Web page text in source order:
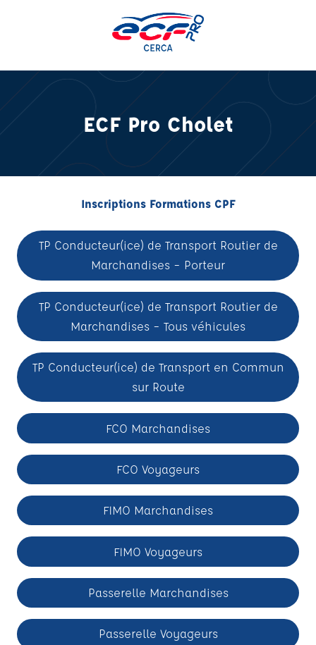
ECF Pro Cholet
Inscriptions Formations CPF
TP Conducteur(ice) de Transport Routier de
Marchandises – Porteur
TP Conducteur(ice) de Transport Routier de
Marchandises – Tous véhicules
TP Conducteur(ice) de Transport en Commun
sur Route
FCO Marchandises
FCO Voyageurs
FIMO Marchandises
FIMO Voyageurs
Passerelle Marchandises
Passerelle Voyageurs